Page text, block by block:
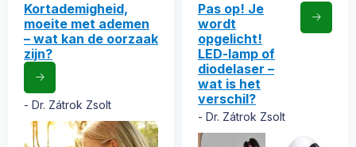
Kortademigheid,
moeite met ademen
– wat kan de oorzaak
zijn?
Dr. Zátrok Zsolt
Pas op! Je
wordt
opgelicht!
LED-lamp of
diodelaser –
wat is het
verschil?
Dr. Zátrok Zsolt